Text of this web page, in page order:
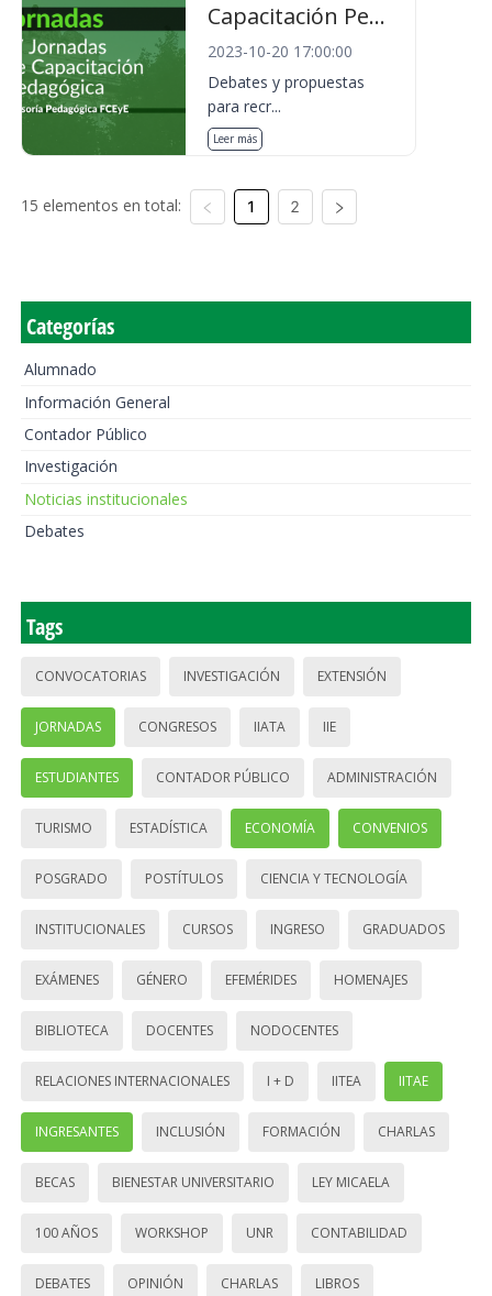
Capacitación Pe...
2023-10-20 17:00:00
Debates y propuestas
para recr...
Leer más
15 elementos en total: 1 2
Categorías
Alumnado
Información General
Contador Público
Investigación
Noticias institucionales
Debates
Tags
CONVOCATORIAS INVESTIGACIÓN EXTENSIÓN
JORNADAS CONGRESOS IIATA IIE
ESTUDIANTES CONTADOR PÚBLICO ADMINISTRACIÓN
TURISMO ESTADÍSTICA ECONOMÍA CONVENIOS
POSGRADO POSTÍTULOS CIENCIA Y TECNOLOGÍA
INSTITUCIONALES CURSOS INGRESO GRADUADOS
EXÁMENES GÉNERO EFEMÉRIDES HOMENAJES
BIBLIOTECA DOCENTES NODOCENTES
RELACIONES INTERNACIONALES I + D IITEA IITAE
INGRESANTES INCLUSIÓN FORMACIÓN CHARLAS
BECAS BIENESTAR UNIVERSITARIO LEY MICAELA
100 AÑOS WORKSHOP UNR CONTABILIDAD
DEBATES OPINIÓN CHARLAS LIBROS